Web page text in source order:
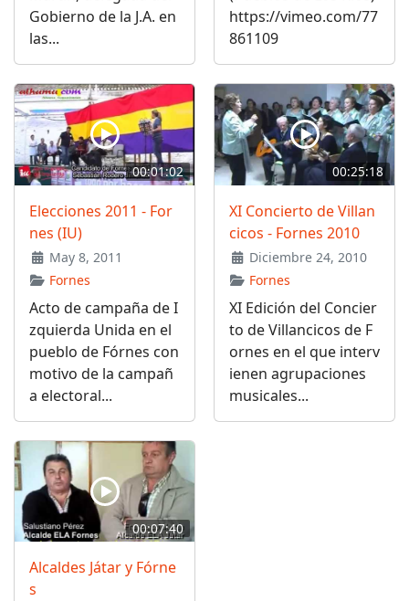
Gobierno de la J.A. en
las...
https://vimeo.com/77
861109
00:01:02
Elecciones 2011 - For
nes (IU)
May 8, 2011
Fornes
Acto de campaña de I
zquierda Unida en el
pueblo de Fórnes con
motivo de la campañ
a electoral...
00:25:18
XI Concierto de Villan
cicos - Fornes 2010
Diciembre 24, 2010
Fornes
XI Edición del Concier
to de Villancicos de F
ornes en el que interv
ienen agrupaciones
musicales...
00:07:40
Alcaldes Játar y Fórne
s